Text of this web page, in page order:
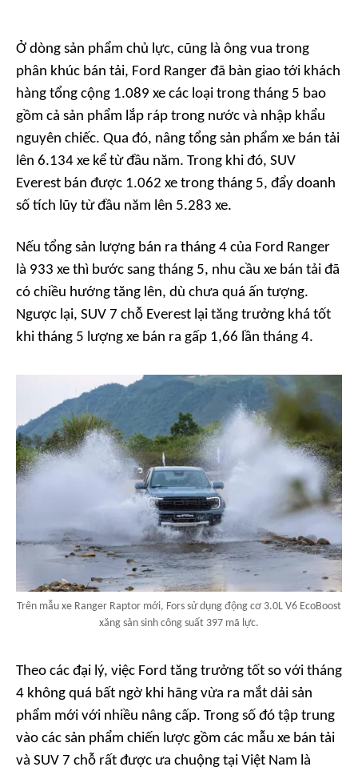
Ở dòng sản phẩm chủ lực, cũng là ông vua trong
phân khúc bán tải, Ford Ranger đã bàn giao tới khách
hàng tổng cộng 1.089 xe các loại trong tháng 5 bao
gồm cả sản phẩm lắp ráp trong nước và nhập khẩu
nguyên chiếc. Qua đó, nâng tổng sản phẩm xe bán tải
lên 6.134 xe kể từ đầu năm. Trong khi đó, SUV
Everest bán được 1.062 xe trong tháng 5, đẩy doanh
số tích lũy từ đầu năm lên 5.283 xe.
Nếu tổng sản lượng bán ra tháng 4 của Ford Ranger
là 933 xe thì bước sang tháng 5, nhu cầu xe bán tải đã
có chiều hướng tăng lên, dù chưa quá ấn tượng.
Ngược lại, SUV 7 chỗ Everest lại tăng trưởng khá tốt
khi tháng 5 lượng xe bán ra gấp 1,66 lần tháng 4.
Trên mẫu xe Ranger Raptor mới, Fors sử dụng động cơ 3.0L V6 EcoBoost
xăng sản sinh công suất 397 mã lực.
Theo các đại lý, việc Ford tăng trưởng tốt so với tháng
4 không quá bất ngờ khi hãng vừa ra mắt dải sản
phẩm mới với nhiều nâng cấp. Trong số đó tập trung
vào các sản phẩm chiến lược gồm các mẫu xe bán tải
và SUV 7 chỗ rất được ưa chuộng tại Việt Nam là